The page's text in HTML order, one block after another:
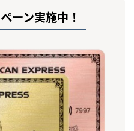
ーン実施中！